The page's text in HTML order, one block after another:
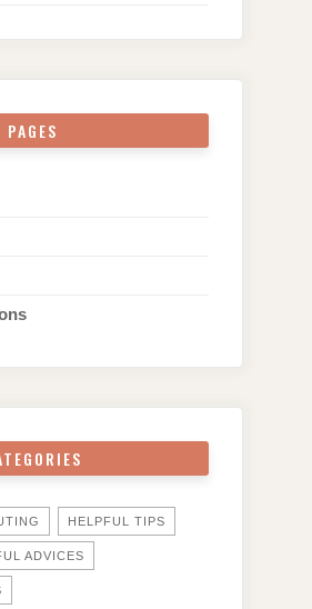
PAGES
HELPFUL TIPS
ADVICES